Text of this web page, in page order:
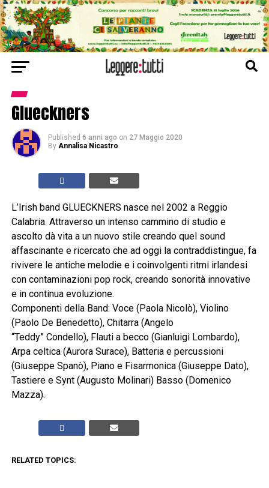
Glueckners
Published 6 anni ago on 27 Maggio 2020
By Annalisa Nicastro
L’Irish band GLUECKNERS nasce nel 2002 a Reggio
Calabria. Attraverso un intenso cammino di studio e
ascolto dà vita a un nuovo stile creando quel sound
affascinante e ricercato che ad oggi la contraddistingue, fa
rivivere le antiche melodie e i coinvolgenti ritmi irlandesi
con contaminazioni pop rock, creando sonorità innovative
e in continua evoluzione.
Componenti della Band: Voce (Paola Nicolò), Violino
(Paolo De Benedetto), Chitarra (Angelo
“Teddy” Condello), Flauti a becco (Gianluigi Lombardo),
Arpa celtica (Aurora Surace), Batteria e percussioni
(Giuseppe Spanò), Piano e Fisarmonica (Giuseppe Dato),
Tastiere e Synt (Augusto Molinari) Basso (Domenico
Mazza).
RELATED TOPICS: